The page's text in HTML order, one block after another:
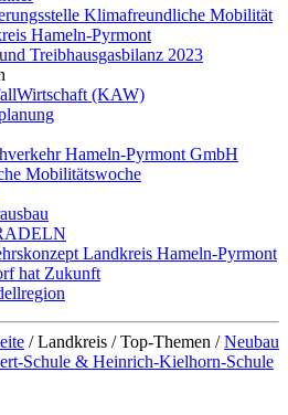
Klimafreundliche Mobilität
Hameln-Pyrmont
Treibhausgasbilanz 2023
(KAW)
Hameln-Pyrmont GmbH
Mobilitätswoche
Landkreis Hameln-Pyrmont
hat Zukunft
/Landkreis /Top-Themen /Neubau
Schule & Heinrich-Kielhorn-Schule